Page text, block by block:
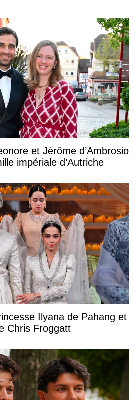
et Jérôme d’Ambrosio
impériale d’Autriche
Ilyana de Pahang et
Chris Froggatt